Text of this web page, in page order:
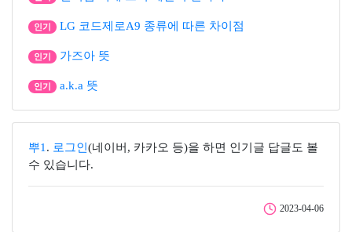
인기 LG 코드제로A9 종류에 따른 차이점
인기 가즈아 뜻
인기 a.k.a 뜻
뿌1 . 로그인 (네이버, 카카오 등)을 하면 인기글 답글도 볼
수 있습니다.
2023-04-06